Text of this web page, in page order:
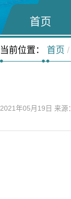
首页
当前位置： 首页 /
2021年05月19日 来